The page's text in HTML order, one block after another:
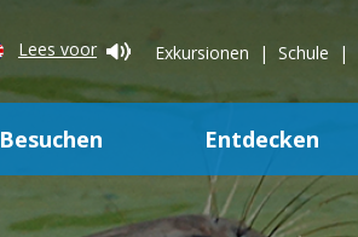
Lees voor Exkursionen Schule
Besuchen Entdecken